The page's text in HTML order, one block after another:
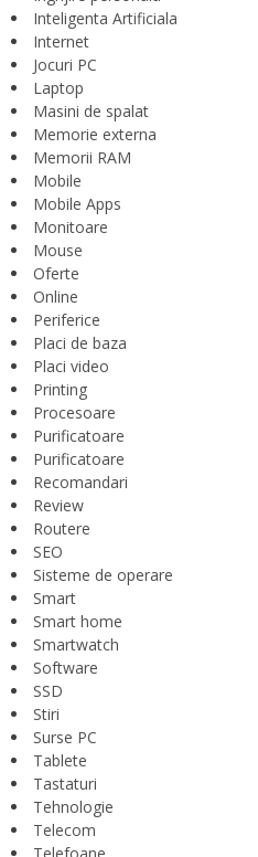
Inteligenta Artificiala
Internet
Jocuri PC
Laptop
Masini de spalat
Memorie externa
Memorii RAM
Mobile
Mobile Apps
Monitoare
Mouse
Oferte
Online
Periferice
Placi de baza
Placi video
Printing
Procesoare
Purificatoare
Purificatoare
Recomandari
Review
Routere
SEO
Sisteme de operare
Smart
Smart home
Smartwatch
Software
SSD
Stiri
Surse PC
Tablete
Tastaturi
Tehnologie
Telecom